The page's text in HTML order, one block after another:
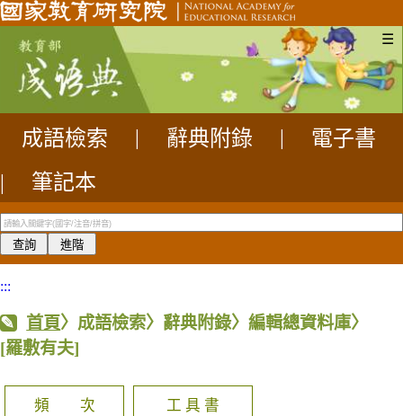
☰
成語檢索 辭典附錄
電子書
|
筆記本
:::
首頁〉成語檢索〉辭典附錄〉編輯總資料庫〉
[羅敷有夫]
頻 次 工 具 書